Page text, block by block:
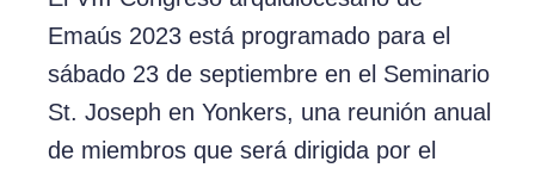
Emaús 2023 está programado para el
sábado 23 de septiembre en el Seminario
St. Joseph en Yonkers, una reunión anual
de miembros que será dirigida por el